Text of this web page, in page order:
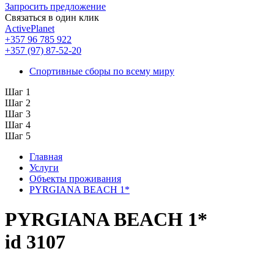
Запросить предложение
Связаться в один клик
ActivePlanet
+357 96 785 922
+357 (97) 87-52-20
Спортивные сборы по всему миру
Шаг 1
Шаг 2
Шаг 3
Шаг 4
Шаг 5
Главная
Услуги
Объекты проживания
PYRGIANA BEACH 1*
PYRGIANA BEACH 1*
id 3107